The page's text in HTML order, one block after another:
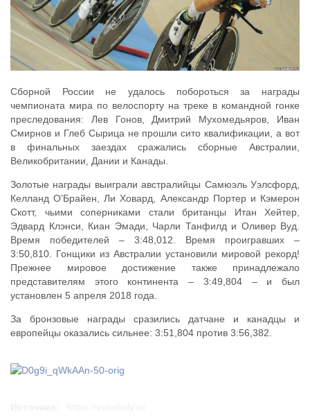
Сборной России не удалось побороться за награды
чемпионата мира по велоспорту на треке в командной гонке
преследования: Лев Гонов, Дмитрий Мухомедьяров, Иван
Смирнов и Глеб Сырица не прошли сито квалификации, а вот
в финальных заездах сражались сборные Австралии,
Великобритании, Дании и Канады.
Золотые награды выиграли австралийцы Самюэль Уэлсфорд,
Келланд О’Брайен, Ли Ховард, Александр Портер и Кэмерон
Скотт, чьими соперниками стали британцы Итан Хейтер,
Эдвард Клэнси, Киан Эмади, Чарли Танфилд и Оливер Вуд.
Время победителей – 3:48,012. Время проигравших –
3:50,810. Гонщики из Австралии установили мировой рекорд!
Прежнее мировое достижение также принадлежало
представителям этого континента – 3:49,804 – и был
установлен 5 апреля 2018 года.
За бронзовые награды сразились датчане и канадцы и
европейцы оказались сильнее: 3:51,804 против 3:56,382.